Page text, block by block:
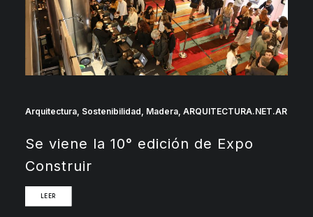
Arquitectura, Sostenibilidad, Madera, ARQUITECTURA.NET.AR
Se viene la 10° edición de Expo
Construir
LEER